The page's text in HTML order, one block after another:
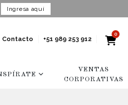
Ingresa aquí
Contacto +51 989 253 912
0
VENTAS
CORPORATIVAS